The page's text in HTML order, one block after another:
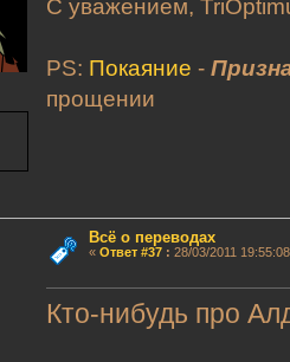
С уважением,
PS: Покаяние -
прощении
Всё о переводах
« Ответ #37: 28/03/2011
Кто-нибудь про